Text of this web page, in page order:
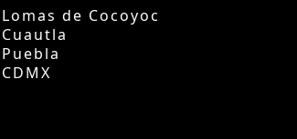
Lomas de Cocoyoc
Cuautla
Puebla
CDMX